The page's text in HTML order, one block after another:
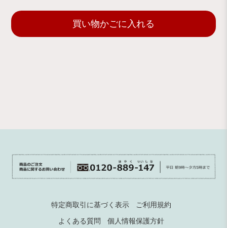
買い物かごに入れる
特定商取引に基づく表示
ご利用規約
よくある質問
個人情報保護方針